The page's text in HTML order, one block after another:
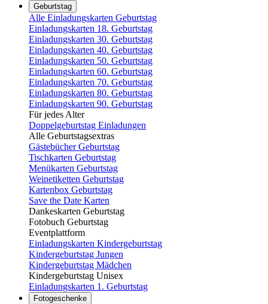
Geburtstag
Alle Einladungskarten Geburtstag
Einladungskarten 18. Geburtstag
Einladungskarten 30. Geburtstag
Einladungskarten 40. Geburtstag
Einladungskarten 50. Geburtstag
Einladungskarten 60. Geburtstag
Einladungskarten 70. Geburtstag
Einladungskarten 80. Geburtstag
Einladungskarten 90. Geburtstag
Für jedes Alter
Doppelgeburtstag Einladungen
Alle Geburtstagsextras
Gästebücher Geburtstag
Tischkarten Geburtstag
Menükarten Geburtstag
Weinetiketten Geburtstag
Kartenbox Geburtstag
Save the Date Karten
Dankeskarten Geburtstag
Fotobuch Geburtstag
Eventplattform
Einladungskarten Kindergeburtstag
Kindergeburtstag Jungen
Kindergeburtstag Mädchen
Kindergeburtstag Unisex
Einladungskarten 1. Geburtstag
Fotogeschenke